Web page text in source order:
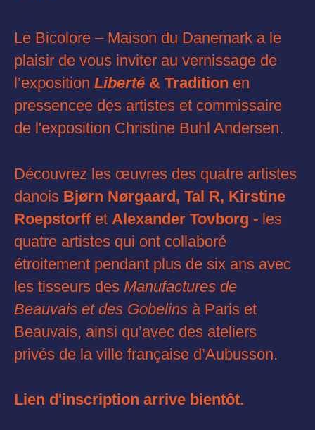
Le Bicolore – Maison du Danemark a le
plaisir de vous inviter au vernissage de
l’exposition Liberté & Tradition en
pressencee des artistes et commissaire
de l'exposition Christine Buhl Andersen.
Découvrez les œuvres des quatre artistes
danois Bjørn Nørgaard, Tal R, Kirstine
Roepstorff et Alexander Tovborg - les
quatre artistes qui ont collaboré
étroitement pendant plus de six ans avec
les tisseurs des Manufactures de
Beauvais et des Gobelins à Paris et
Beauvais, ainsi qu’avec des ateliers
privés de la ville française d’Aubusson.
Lien d'inscription arrive bientôt.